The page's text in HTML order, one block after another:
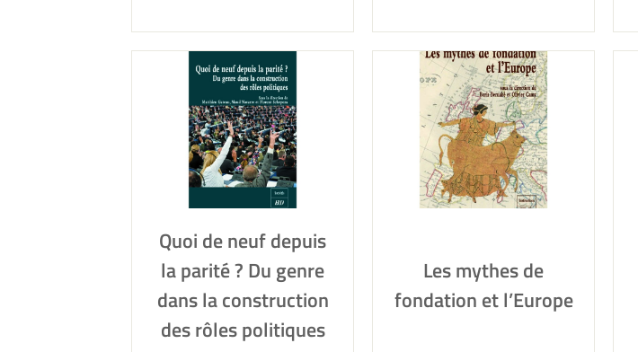
Quoi de neuf depuis
la parité ? Du genre
dans la construction
des rôles politiques
Les mythes de
fondation et l’Europe